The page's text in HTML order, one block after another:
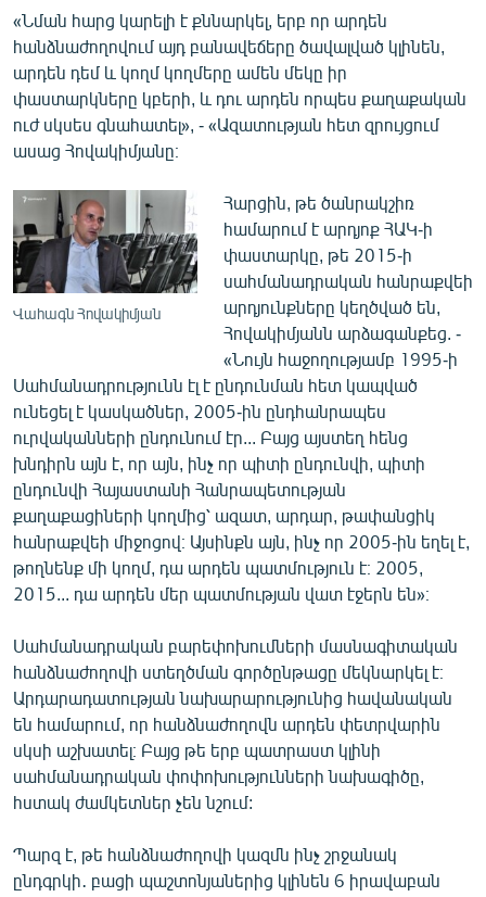
«Նման հարց կարելի է քննարկել, երբ որ արդեն
հանձնաժողովում այդ բանավեճերը ծավալված կլինեն,
արդեն դեմ և կողմ կողմերը ամեն մեկը իր
փաստարկները կբերի, և դու արդեն որպես քաղաքական
ուժ սկսես գնահատել», - «Ազատության հետ զրույցում
ասաց Հովակիմյանը։
Վահագն Հովակիմյան
Հարցին, թե ծանրակշիռ
համարում է արդյոք ՀԱԿ-ի
փաստարկը, թե 2015-ի
սահմանադրական հանրաքվեի
արդյունքները կեղծված են,
Հովակիմյանն արձագանքեց. -
«Նույն հաջողությամբ 1995-ի
Սահմանադրությունն էլ է ընդունման հետ կապված
ունեցել է կասկածներ, 2005-ին ընդհանրապես
ուրվականների ընդունում էր... Բայց այստեղ հենց
խնդիրն այն է, որ այն, ինչ որ պիտի ընդունվի, պիտի
ընդունվի Հայաստանի Հանրապետության
քաղաքացիների կողմից՝ ազատ, արդար, թափանցիկ
հանրաքվեի միջոցով։ Այսինքն այն, ինչ որ 2005-ին եղել է,
թողնենք մի կողմ, դա արդեն պատմություն է։ 2005,
2015... դա արդեն մեր պատմության վատ էջերն են»։
Սահմանադրական բարեփոխումների մասնագիտական
հանձնաժողովի ստեղծման գործընթացը մեկնարկել է։
Արդարադատության նախարարությունից հավանական
են համարում, որ հանձնաժողովն արդեն փետրվարին
սկսի աշխատել։ Բայց թե երբ պատրաստ կլինի
սահմանադրական փոփոխությունների նախագիծը,
հստակ ժամկետներ չեն նշում:
Պարզ է, թե հանձնաժողովի կազմն ինչ շրջանակ
ընդգրկի․ բացի պաշտոնյաներից կլինեն 6 իրավաբան